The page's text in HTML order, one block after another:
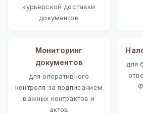
курьерской доставки
документов
Мониторинг
документов
для оперативного
контроля за подписанием
важных контрактов и
актов
для